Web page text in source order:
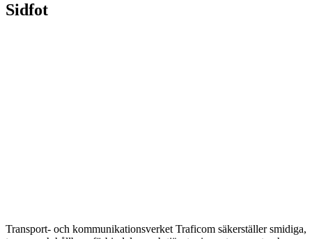
Sidfot
Transport- och kommunikationsverket Traficom säkerställer smidiga,